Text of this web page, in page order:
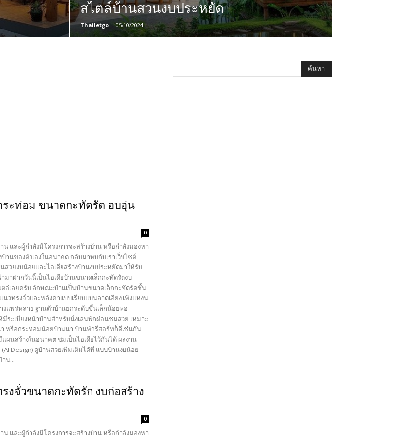
สไตล์บ้านสวนงบประหยัด
Thailetgo - 05/10/2024
ระท่อม ขนาดกะทัดรัด อบอุ่น
0
และผู้กำลังมีโครงการจะสร้างบ้าน หรือกำลังมองหา
านของตัวเองในอนาคต กลับมาพบกับเราเว็บไซต์
สวยงบน้อยและไอเดียสร้างบ้านงบประหยัดมาให้รับ
าฝากวันนี้เป็นไอเดียบ้านขนาดเล็กกะทัดรัดงบ
อ่เลยครับ ลักษณะบ้านเป็นบ้านขนาดเล็กกะทัดรัดชั้น
วทรงจั่วและหลังคาแบบเรียบแบนลาดเอียง เพิงแหงน
งแพร่หลาย ฐานตัวบ้านยกระดับขึ้นเล็กน้อยพอ
มีระเบียงหน้าบ้านสำหรับนั่งเล่นพักผ่อนชมสวย เหมาะ
า หรือกระท่อมน้อยบ้านนา บ้านพักรีสอร์ทก็ดีเช่นกัน
ผนสร้างในอนาคต ชมเป็นไอเดียไว้กันได้ ผลงาน
Design) ดูบ้านสวยเพิ่มเติมได้ที่ แบบบ้านงบน้อย
าน...
งจั่วขนาดกะทัดรัก งบก่อสร้าง
0
และผู้กำลังมีโครงการจะสร้างบ้าน หรือกำลังมองหา